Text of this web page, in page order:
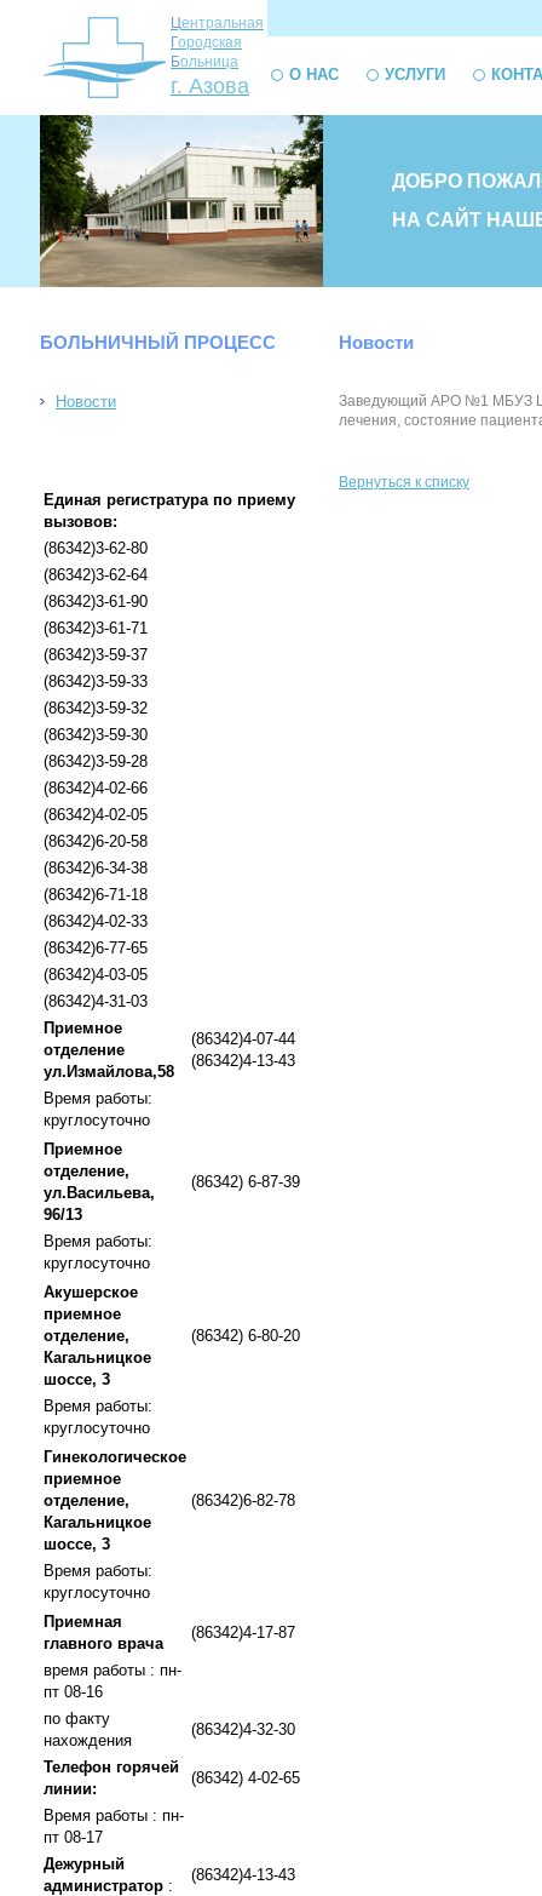
Центральная
Городская
Больница
г. Азова О НАС УСЛУГИ
ДОБРО
НА САЙТ
БОЛЬНИЧНЫЙ ПРОЦЕСС
Новости
Единая регистратура по приему
вызовов:
(86342)3-62-80
(86342)3-62-64
(86342)3-61-90
(86342)3-61-71
(86342)3-59-37
(86342)3-59-33
(86342)3-59-32
(86342)3-59-30
(86342)3-59-28
(86342)4-02-66
(86342)4-02-05
(86342)6-20-58
(86342)6-34-38
(86342)6-71-18
(86342)4-02-33
(86342)6-77-65
(86342)4-03-05
(86342)4-31-03
Приемное
отделение
ул.Измайлова,58
(86342)4-07-44
(86342)4-13-43
Время работы:
круглосуточно
Приемное
отделение,
ул.Васильева,
96/13
(86342) 6-87-39
Время работы:
круглосуточно
Акушерское
приемное
отделение,
Кагальницкое
шоссе, 3
(86342) 6-80-20
Время работы:
круглосуточно
Гинекологическое
приемное
отделение,
Кагальницкое
шоссе, 3
(86342)6-82-78
Время работы:
круглосуточно
Приемная
главного врача
(86342)4-17-87
время работы : пн-
пт 08-16
по факту
нахождения
(86342)4-32-30
Телефон горячей
линии:
(86342) 4-02-65
Время работы : пн-
пт 08-17
Дежурный
администратор :
(86342)4-13-43
Новости
Заведующий АРО №1 МБУЗ
лечения, состояние
Вернуться к списку